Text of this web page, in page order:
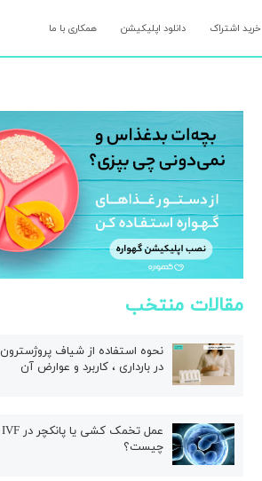
خرید اشتراک دانلود اپلیکیشن همکاری با ما
مقالات منتخب
نحوه استفاده از شیاف پروژسترون
در بارداری ، کاربرد و عوارض آن
عمل تخمک کشی یا پانکچر در IVF
چیست؟